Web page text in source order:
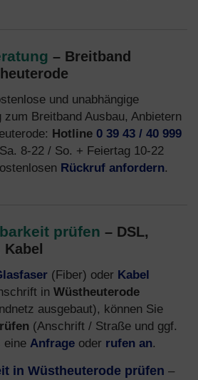
– Breitband
und unabhängige
Breitband Ausbau, Anbietern
Hotline 0 39 43 / 40 999
8-22 / So. + Feiertag 10-22
Rückruf anfordern.
prüfen – DSL,
(Fiber) oder Kabel
in Wüstheuterode
ausgebaut), können Sie
(Anschrift / Straße und ggf.
eine Anfrage oder rufen an.
in Wüstheuterode prüfen –